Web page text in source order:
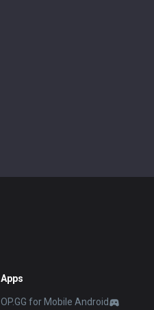
Apps
OP.GG for Mobile Android